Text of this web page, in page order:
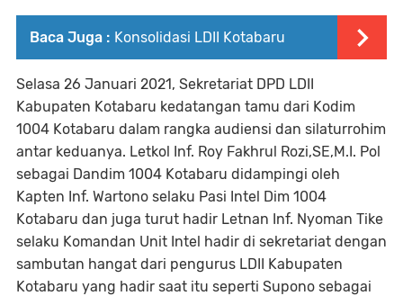
Baca Juga : Konsolidasi LDII Kotabaru
Selasa 26 Januari 2021, Sekretariat DPD LDII
Kabupaten Kotabaru kedatangan tamu dari Kodim
1004 Kotabaru dalam rangka audiensi dan silaturrohim
antar keduanya. Letkol Inf. Roy Fakhrul Rozi,SE,M.I. Pol
sebagai Dandim 1004 Kotabaru didampingi oleh
Kapten Inf. Wartono selaku Pasi Intel Dim 1004
Kotabaru dan juga turut hadir Letnan Inf. Nyoman Tike
selaku Komandan Unit Intel hadir di sekretariat dengan
sambutan hangat dari pengurus LDII Kabupaten
Kotabaru yang hadir saat itu seperti Supono sebagai